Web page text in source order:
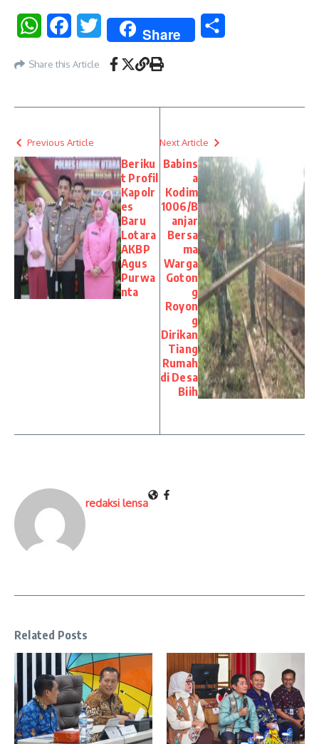
WhatsAppFacebookTwitter Share
Share this Article
Previous Article
Beriku
t Profil
Kapolr
es
Baru
Lotara
AKBP
Agus
Purwa
nta
Next Article
Babins
a
Kodim
1006/B
anjar
Bersa
ma
Warga
Goton
g
Royon
g
Dirikan
Tiang
Rumah
di Desa
Biih
redaksi lensa
Related Posts